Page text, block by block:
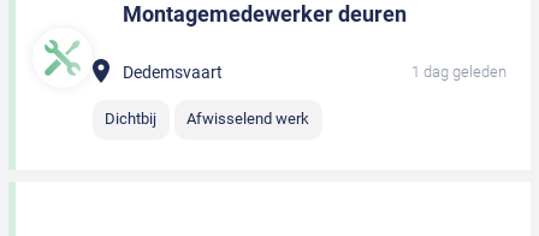
Montagemedewerker deuren
Dedemsvaart 1 dag geleden
Dichtbij Afwisselend werk